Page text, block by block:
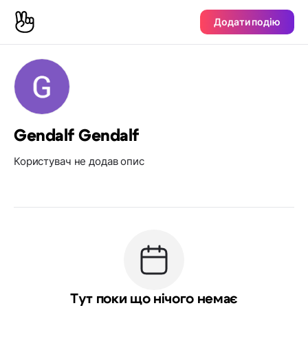
Додати подію
Gendalf Gendalf
Користувач не додав опис
Тут поки що нічого немає